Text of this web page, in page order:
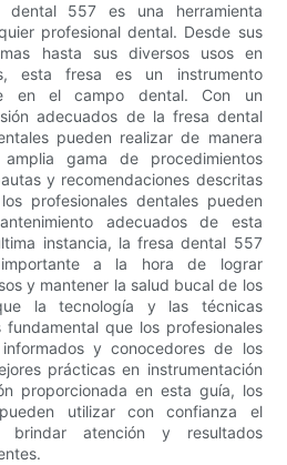
dental 557 es una herramienta
profesional dental. Desde sus
hasta sus diversos usos en
esta fresa es un instrumento
en el campo dental. Con un
adecuados de la fresa dental
pueden realizar de manera
gama de procedimientos
y recomendaciones descritas
profesionales dentales pueden
adecuados de esta
instancia, la fresa dental 557
a la hora de lograr
y mantener la salud bucal de los
la tecnología y las técnicas
que los profesionales
y conocedores de los
prácticas en instrumentación
proporcionada en esta guía, los
utilizar con confianza el
atención y resultados